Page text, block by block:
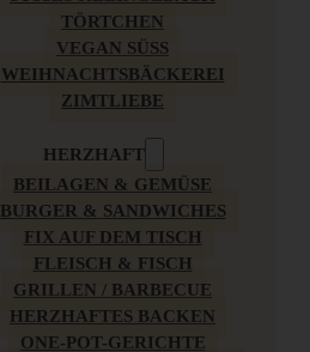
TÖRTCHEN
VEGAN SÜSS
WEIHNACHTSBÄCKEREI
ZIMTLIEBE
HERZHAFT
BEILAGEN & GEMÜSE
BURGER & SANDWICHES
FIX AUF DEM TISCH
FLEISCH & FISCH
GRILLEN / BARBECUE
HERZHAFTES BACKEN
ONE-POT-GERICHTE